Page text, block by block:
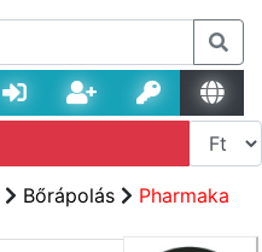
Bőrápolás
Pharmaka